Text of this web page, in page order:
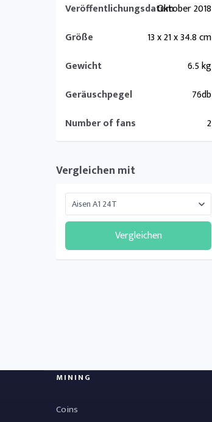
VeröffentlichungsdatumOktober 2018
Größe
13 x 21 x 34.8 cm
Gewicht
6.5 kg
Geräuschpegel
76db
Number of fans
2
Vergleichen mit
Vergleichen
MINING
Coins